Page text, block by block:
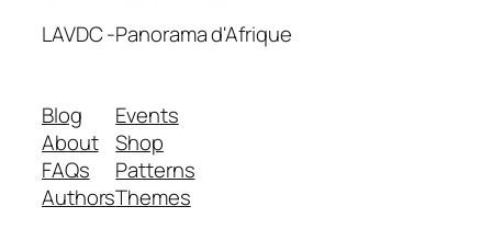
LAVDC -Panorama d'Afrique
Blog
About
FAQs
Authors
Events
Shop
Patterns
Themes